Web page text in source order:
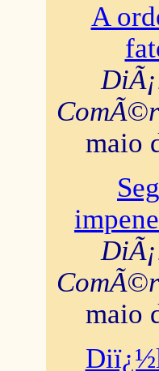
A
maio
maio